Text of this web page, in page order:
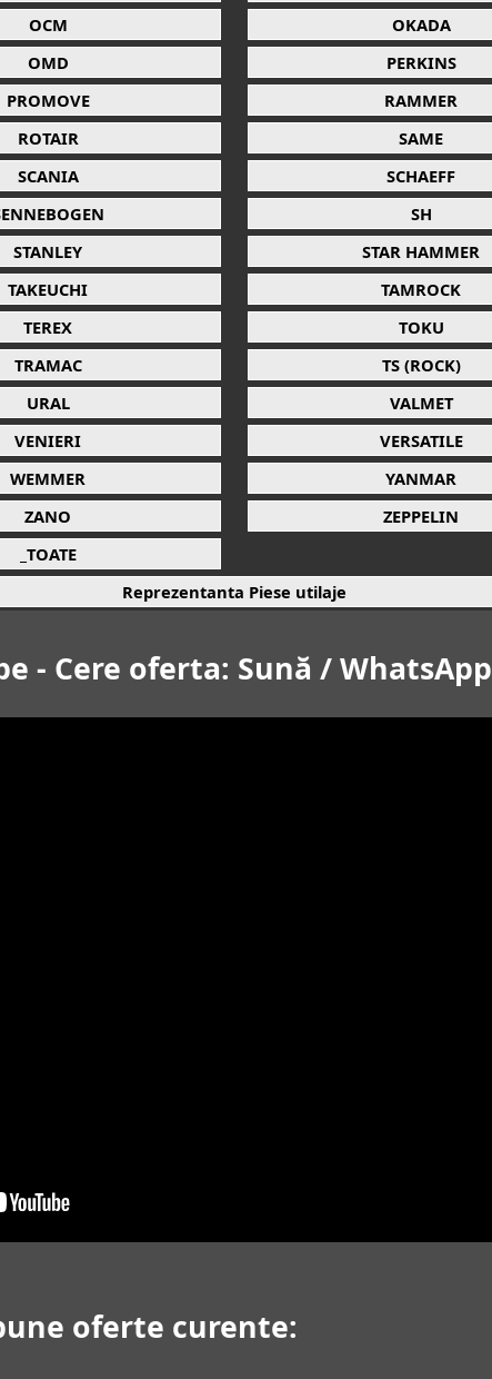
OCM OKADA
OMD PERKINS
PROMOVE RAMMER
ROTAIR SAME
SCANIA SCHAEFF
SH
STANLEY STAR HAMMER
TAKEUCHI TAMROCK
TEREX TOKU
TRAMAC TS (ROCK)
URAL VALMET
VENIERI VERSATILE
WEMMER YANMAR
ZANO ZEPPELIN
_TOATE
Reprezentanta Piese utilaje
- Cere oferta: Sună / WhatsApp
oferte curente: